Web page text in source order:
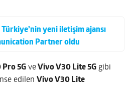
Türkiye’nin yeni iletişim ajansı
Partner oldu
5G veVivo V30 Lite 5G gibi
edilenVivo V30 Lite